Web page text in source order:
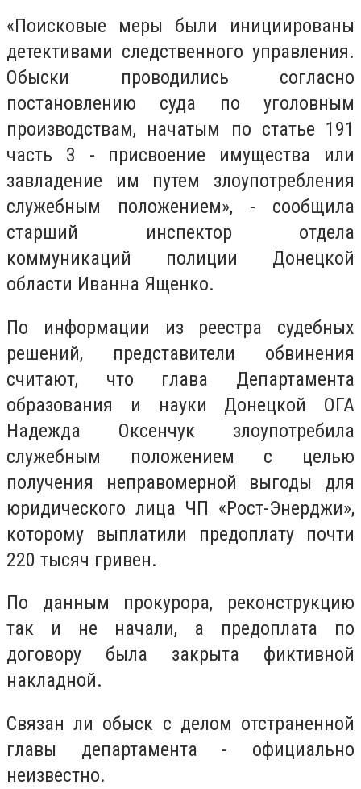
«Поисковые меры были инициированы
детективами следственного управления.
Обыски проводились согласно
постановлению суда по уголовным
производствам, начатым по статье 191
часть 3 - присвоение имущества или
завладение им путем злоупотребления
служебным положением», - сообщила
старший инспектор отдела
коммуникаций полиции Донецкой
области Иванна Ященко.
По информации из реестра судебных
решений, представители обвинения
считают, что глава Департамента
образования и науки Донецкой ОГА
Надежда Оксенчук злоупотребила
служебным положением с целью
получения неправомерной выгоды для
юридического лица ЧП «Рост-Энерджи»,
которому выплатили предоплату почти
220 тысяч гривен.
По данным прокурора, реконструкцию
так и не начали, а предоплата по
договору была закрыта фиктивной
накладной.
Связан ли обыск с делом отстраненной
главы департамента - официально
неизвестно.